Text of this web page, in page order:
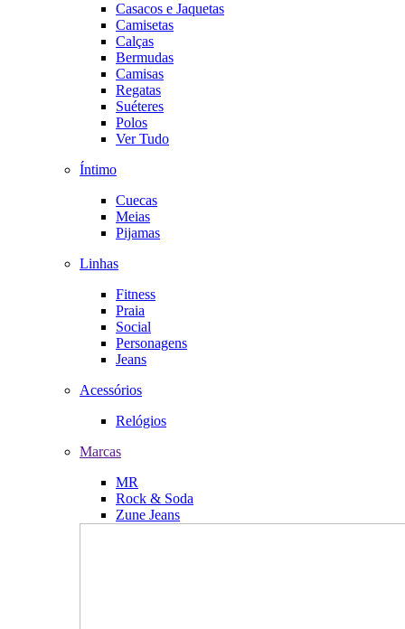
Casacos e Jaquetas
Camisetas
Calças
Bermudas
Camisas
Regatas
Suéteres
Polos
Ver Tudo
Íntimo
Cuecas
Meias
Pijamas
Linhas
Fitness
Praia
Social
Personagens
Jeans
Acessórios
Relógios
Marcas
MR
Rock & Soda
Zune Jeans